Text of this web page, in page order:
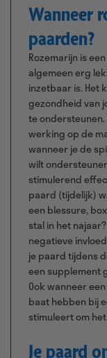
Wanneer
paarden?
Rozemarijn is
algemeen erg
inzetbaar is. Het
gezondheid van
te
werking op de
wanneer je de
wilt
stimulerend
paard (tijdelijk)
een blessure,
stal in het
negatieve
je paard tijdens
een supplement
Ook wanneer
baat hebben bij
stimuleert om
Je paard